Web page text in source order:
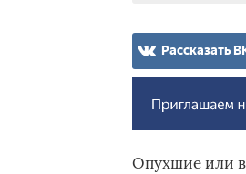
Рассказать
Опухшие или